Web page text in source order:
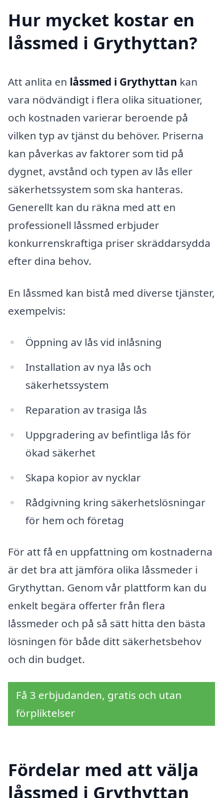
Hur mycket kostar en
låssmed i Grythyttan?
Att anlita en låssmed i Grythyttan kan
vara nödvändigt i flera olika situationer,
och kostnaden varierar beroende på
vilken typ av tjänst du behöver. Priserna
kan påverkas av faktorer som tid på
dygnet, avstånd och typen av lås eller
säkerhetssystem som ska hanteras.
Generellt kan du räkna med att en
professionell låssmed erbjuder
konkurrenskraftiga priser skräddarsydda
efter dina behov.
En låssmed kan bistå med diverse tjänster,
exempelvis:
Öppning av lås vid inlåsning
Installation av nya lås och
säkerhetssystem
Reparation av trasiga lås
Uppgradering av befintliga lås för
ökad säkerhet
Skapa kopior av nycklar
Rådgivning kring säkerhetslösningar
för hem och företag
För att få en uppfattning om kostnaderna
är det bra att jämföra olika låssmeder i
Grythyttan. Genom vår plattform kan du
enkelt begära offerter från flera
låssmeder och på så sätt hitta den bästa
lösningen för både ditt säkerhetsbehov
och din budget.
Få 3 erbjudanden, gratis och utan
förpliktelser
Fördelar med att välja
låssmed i Grythyttan